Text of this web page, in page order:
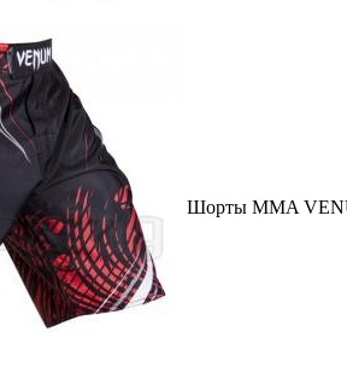
Шорты MMA